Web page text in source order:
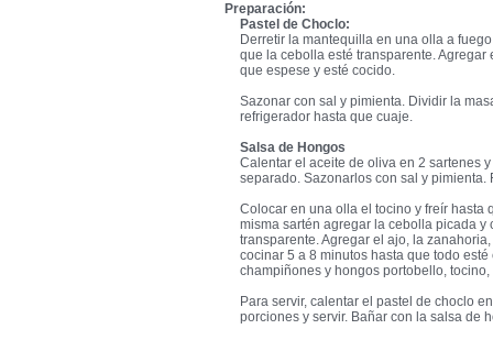
Preparación:
Pastel de Choclo:
Derretir la mantequilla en una olla a
que la cebolla esté transparente.
que espese y esté cocido.
Sazonar con sal y pimienta. Dividir la
refrigerador hasta que cuaje.
Salsa de Hongos
Calentar el aceite de oliva en 2 sartenes
separado. Sazonarlos con sal y pimienta.
Colocar en una olla el tocino y freír hasta
misma sartén agregar la cebolla picada
transparente. Agregar el ajo, la
cocinar 5 a 8 minutos hasta que todo
champiñones y hongos portobello,
Para servir, calentar el pastel de choclo
porciones y servir. Bañar con la salsa de